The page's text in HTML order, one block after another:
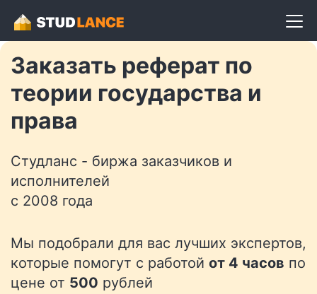
Заказать реферат по
теории государства и
права
Студланс - биржа заказчиков и
исполнителей
с 2008 года
Мы подобрали для вас лучших экспертов,
которые помогут с работой от 4 часов по
цене от 500 рублей